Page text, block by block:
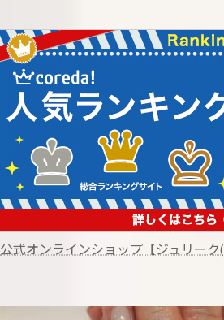
公式オンラインショップ【ジュリーク